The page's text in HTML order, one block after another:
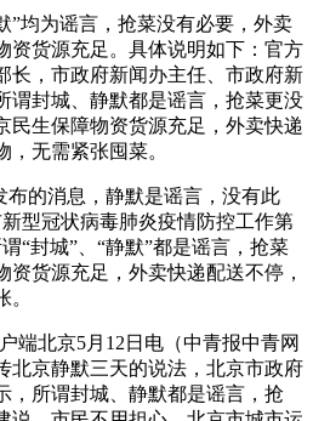
”均为谣言，抢菜没有必要，外卖
资货源充足。具体说明如下：官方
长，市政府新闻办主任、市政府新
谓封城、静默都是谣言，抢菜更没
民生保障物资货源充足，外卖快递
无需紧张囤菜。
布的消息，静默是谣言，没有此
型冠状病毒肺炎疫情防控工作第
“封城”、“静默”都是谣言，抢菜
货源充足，外卖快递配送不停，
端北京5月12日电（中青报中青网
北京静默三天的说法，北京市政府
，所谓封城、静默都是谣言，抢